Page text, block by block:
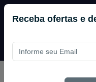
Receba ofertas e